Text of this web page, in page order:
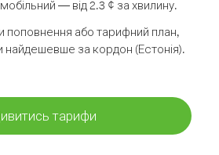
— від 2.3 ¢ за хвилину.
поповнення або тарифний план,
за кордон (Естонія).
тарифи